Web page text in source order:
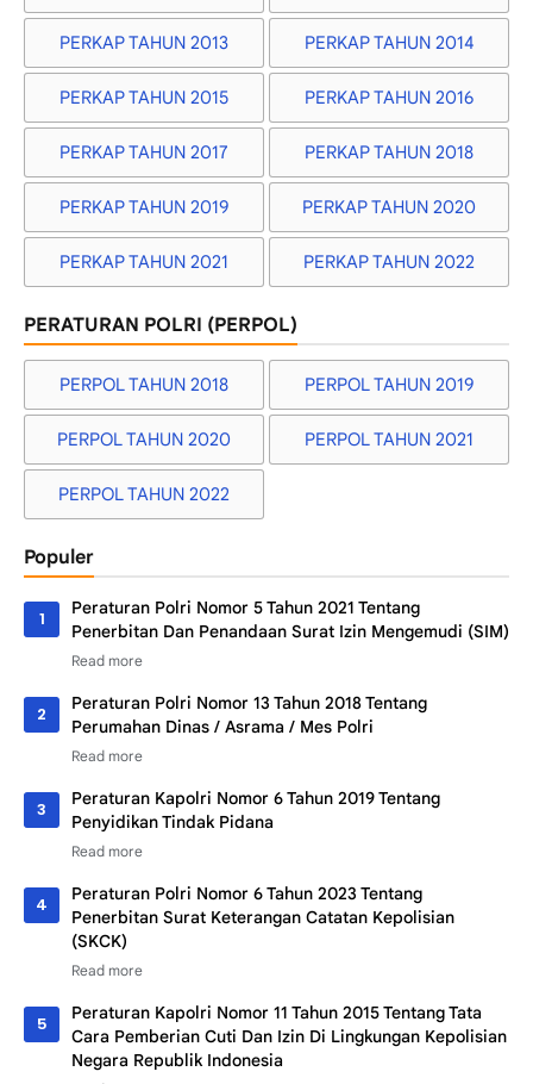
PERKAP TAHUN 2013 PERKAP TAHUN 2014
PERKAP TAHUN 2015 PERKAP TAHUN 2016
PERKAP TAHUN 2017 PERKAP TAHUN 2018
PERKAP TAHUN 2019 PERKAP TAHUN 2020
PERKAP TAHUN 2021 PERKAP TAHUN 2022
PERATURAN POLRI (PERPOL)
PERPOL TAHUN 2018 PERPOL TAHUN 2019
PERPOL TAHUN 2020 PERPOL TAHUN 2021
PERPOL TAHUN 2022
Populer
Peraturan Polri Nomor 5 Tahun 2021 Tentang
Penerbitan Dan Penandaan Surat Izin Mengemudi (SIM)
Peraturan Polri Nomor 13 Tahun 2018 Tentang
Perumahan Dinas / Asrama / Mes Polri
Peraturan Kapolri Nomor 6 Tahun 2019 Tentang
Penyidikan Tindak Pidana
Peraturan Polri Nomor 6 Tahun 2023 Tentang
Penerbitan Surat Keterangan Catatan Kepolisian
(SKCK)
Peraturan Kapolri Nomor 11 Tahun 2015 Tentang Tata
Cara Pemberian Cuti Dan Izin Di Lingkungan Kepolisian
Negara Republik Indonesia